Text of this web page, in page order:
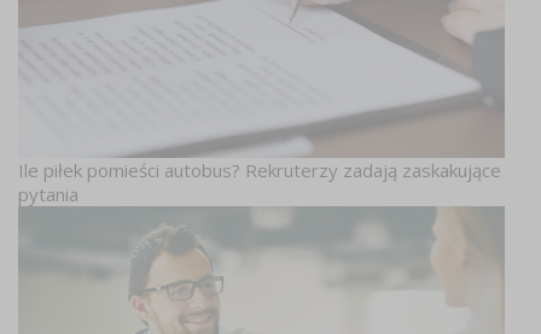
Ile piłek pomieści autobus? Rekruterzy zadają zaskakujące
pytania